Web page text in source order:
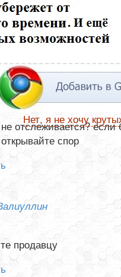
а России. Посылка от
или нет?
отслеживается?
спор
продавцу
Нет, я не хочу